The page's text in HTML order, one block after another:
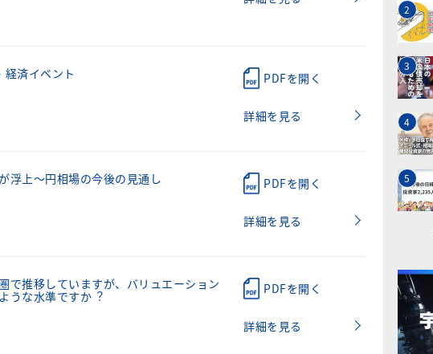
済イベント PDFを開く
詳細を見る
浮上～円相場の今後の見通し PDFを開く
詳細を見る
で推移していますが、バリュエーション
うな⽔準ですか︖
PDFを開く
詳細を見る
2
3
4
5